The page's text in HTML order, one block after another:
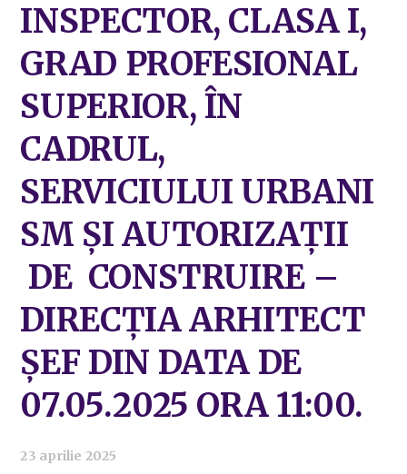
INSPECTOR, CLASA I,
GRAD PROFESIONAL
SUPERIOR, ÎN
CADRUL,
SERVICIULUI URBANI
SM ȘI AUTORIZAȚII
DE CONSTRUIRE –
DIRECȚIA ARHITECT
ȘEF DIN DATA DE
07.05.2025 ORA 11:00.
23 aprilie 2025